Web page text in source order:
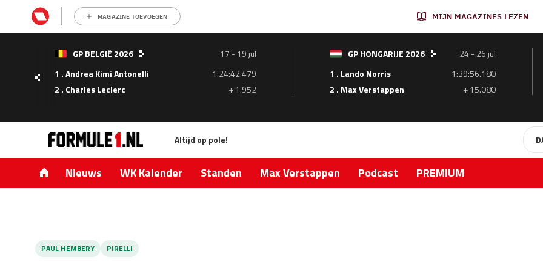
MAGAZINE TOEVOEGEN MIJN MAGAZINES LEZEN
GP BELGIË 2026
17 - 19 jul
1 . Andrea Kimi Antonelli
1:24:42.479
2 . Charles Leclerc
+ 1.952
GP HONGARIJE 2026
24 - 26 jul
1 . Lando Norris
1:39:56.180
2 . Max Verstappen
+ 15.080
Altijd op pole!
Nieuws WK Kalender Standen Max Verstappen Podcast PREMIUM
PAUL HEMBERY PIRELLI